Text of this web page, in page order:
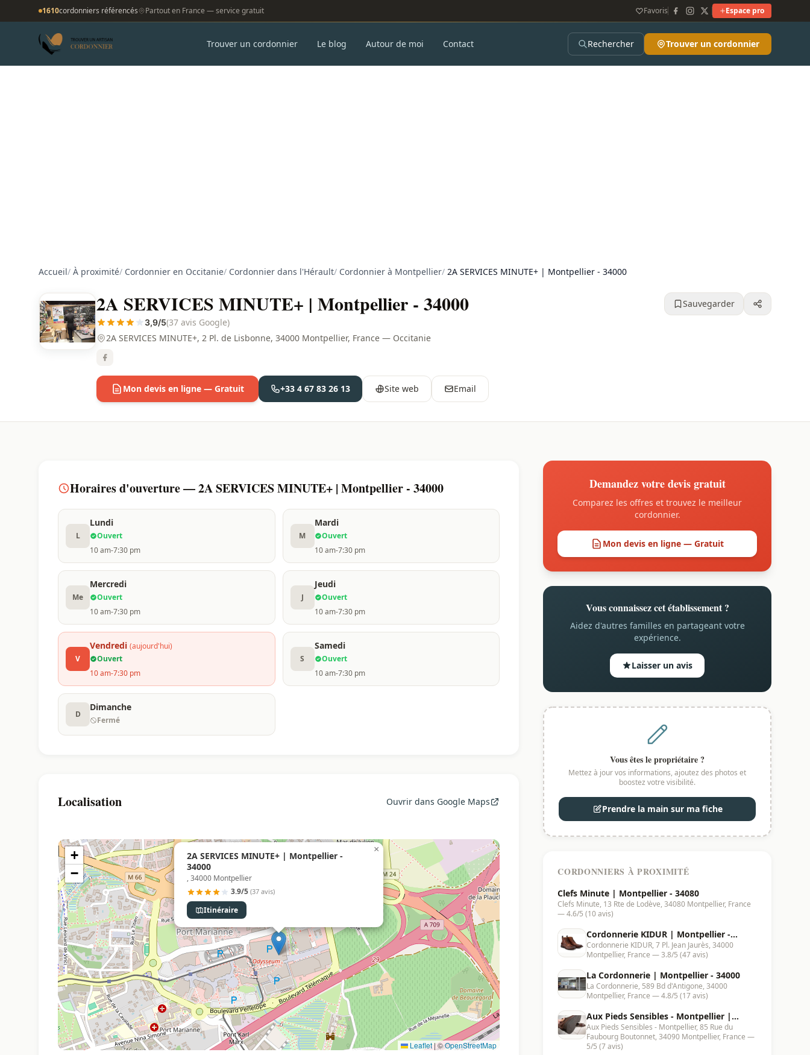
1610cordonniers référencés Partout en France — service gratuit Favoris Espace pro
Trouver un cordonnier Le blog Autour de moi Contact Rechercher Trouver un cordonnier
Accueil/ À proximité/ Cordonnier en Occitanie/ Cordonnier dans l'Hérault/ Cordonnier à Montpellier/ 2A SERVICES MINUTE+ | Montpellier - 34000
2A SERVICES MINUTE+ | Montpellier - 34000
3,9/5(37 avis Google)
2A SERVICES MINUTE+, 2 Pl. de Lisbonne, 34000 Montpellier, France — Occitanie
Sauvegarder
Mon devis en ligne — Gratuit +33 4 67 83 26 13 Site web Email
Horaires d'ouverture — 2A SERVICES MINUTE+ | Montpellier - 34000
L
Lundi
Ouvert
10 am-7:30 pm
M
Mardi
Ouvert
10 am-7:30 pm
Me
Mercredi
Ouvert
10 am-7:30 pm
J
Jeudi
Ouvert
10 am-7:30 pm
V
Vendredi (aujourd'hui)
Ouvert
10 am-7:30 pm
S
Samedi
Ouvert
10 am-7:30 pm
D
Dimanche
Fermé
Localisation Ouvrir dans Google Maps
2A SERVICES MINUTE+ | Montpellier -
34000
, 34000 Montpellier
3.9/5 (37 avis)
Itinéraire
×
+
−
Leaflet|©OpenStreetMap
Demandez votre devis gratuit
Comparez les offres et trouvez le meilleur
cordonnier.
Mon devis en ligne — Gratuit
Vous connaissez cet établissement ?
Aidez d'autres familles en partageant votre
expérience.
Laisser un avis
Vous êtes le propriétaire ?
Mettez à jour vos informations, ajoutez des photos et
boostez votre visibilité.
Prendre la main sur ma fiche
CORDONNIERS À PROXIMITÉ
Clefs Minute | Montpellier - 34080
Clefs Minute, 13 Rte de Lodève, 34080 Montpellier, France
— 4.6/5 (10 avis)
Cordonnerie KIDUR | Montpellier -
34000
Cordonnerie KIDUR, 7 Pl. Jean Jaurès, 34000
Montpellier, France — 3.8/5 (47 avis)
La Cordonnerie | Montpellier - 34000
La Cordonnerie, 589 Bd d'Antigone, 34000
Montpellier, France — 4.8/5 (17 avis)
Aux Pieds Sensibles - Montpellier |
Montpellier - 34090
Aux Pieds Sensibles - Montpellier, 85 Rue du
Faubourg Boutonnet, 34090 Montpellier, France —
5/5 (7 avis)